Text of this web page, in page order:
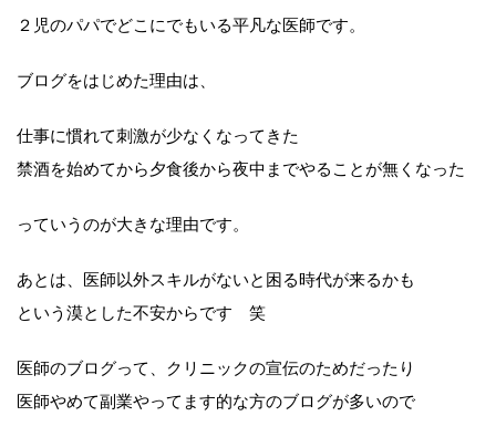
２児のパパでどこにでもいる平凡な医師です。
ブログをはじめた理由は、
仕事に慣れて刺激が少なくなってきた
禁酒を始めてから夕食後から夜中までやることが無くなった
っていうのが大きな理由です。
あとは、医師以外スキルがないと困る時代が来るかも
という漠とした不安からです 笑
医師のブログって、クリニックの宣伝のためだったり
医師やめて副業やってます的な方のブログが多いので